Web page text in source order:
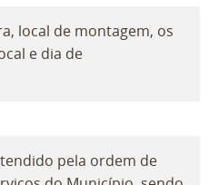
local de montagem, os
e dia de
pela ordem de